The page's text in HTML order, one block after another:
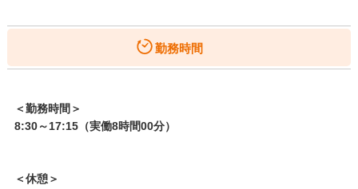
勤務時間
＜勤務時間＞
8:30～17:15（実働8時間00分）
＜休憩＞